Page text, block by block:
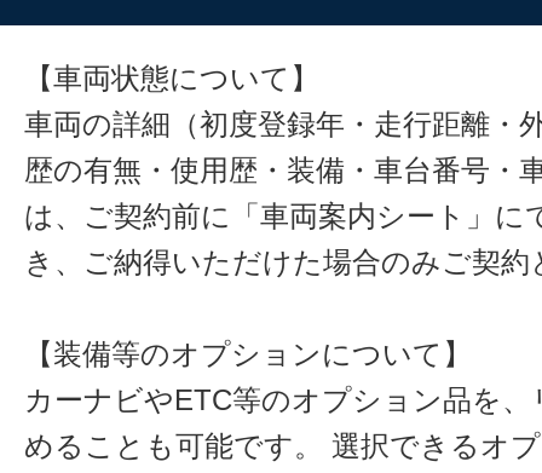
【車両状態について】
車両の詳細（初度登録年・走行距離・
歴の有無・使用歴・装備・車台番号・
は、ご契約前に「車両案内シート」に
き、ご納得いただけた場合のみご契約
【装備等のオプションについて】
カーナビやETC等のオプション品を、
めることも可能です。 選択できるオ